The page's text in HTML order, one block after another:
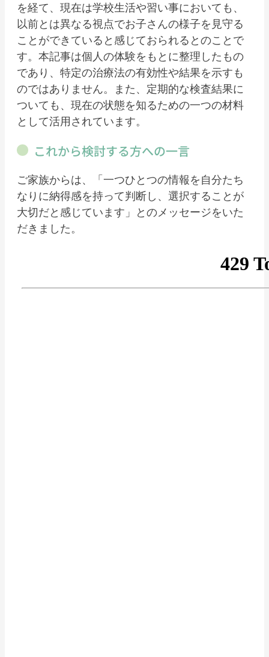
を経て、現在は学校生活や習い事においても、
以前とは異なる視点でお子さんの様子を見守る
ことができていると感じておられるとのことで
す。本記事は個人の体験をもとに整理したもの
であり、特定の治療法の有効性や結果を示すも
のではありません。また、定期的な検査結果に
ついても、現在の状態を知るための一つの材料
として活用されています。
これから検討する方への一言
ご家族からは、「一つひとつの情報を自分たち
なりに納得感を持って判断し、選択することが
大切だと感じています」とのメッセージをいた
だきました。